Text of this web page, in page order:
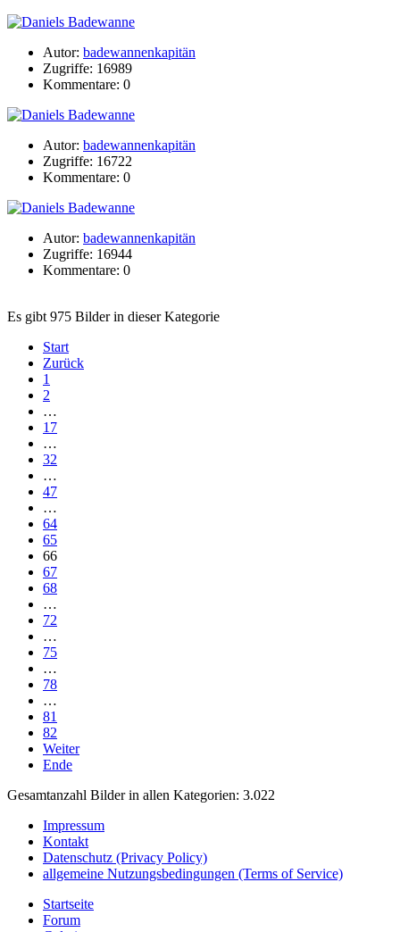
Autor: badewannenkapitän
Zugriffe: 16989
Kommentare: 0
Autor: badewannenkapitän
Zugriffe: 16722
Kommentare: 0
Autor: badewannenkapitän
Zugriffe: 16944
Kommentare: 0
Es gibt 975 Bilder in dieser Kategorie
Start
Zurück
1
2
…
17
…
32
…
47
…
64
65
66
67
68
…
72
…
75
…
78
…
81
82
Weiter
Ende
Gesamtanzahl Bilder in allen Kategorien: 3.022
Impressum
Kontakt
Datenschutz (Privacy Policy)
allgemeine Nutzungsbedingungen (Terms of Service)
Startseite
Forum